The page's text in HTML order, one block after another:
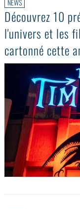
NEWS
Découvrez 10
l'univers et les
cartonné cette